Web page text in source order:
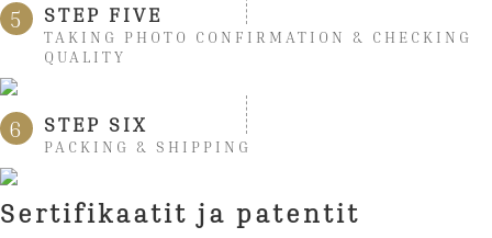
5 STEP FIVE
TAKING PHOTO CONFIRMATION & CHECKING
QUALITY
6 STEP SIX
PACKING & SHIPPING
Sertifikaatit ja patentit